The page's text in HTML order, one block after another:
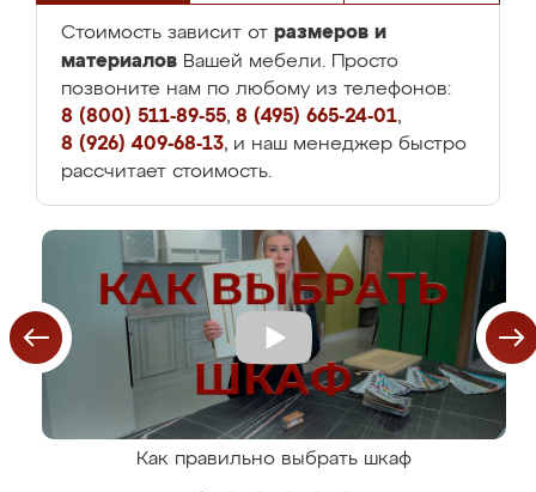
Стоимость зависит от размеров и
материалов Вашей мебели. Просто
позвоните нам по любому из телефонов:
8 (800) 511-89-55, 8 (495) 665-24-01,
8 (926) 409-68-13, и наш менеджер быстро
рассчитает стоимость.
Как правильно выбрать шкаф